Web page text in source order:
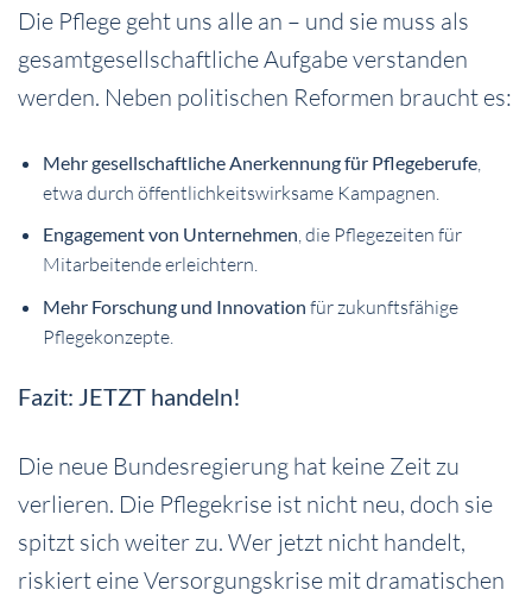
Die Pflege geht uns alle an – und sie muss als
gesamtgesellschaftliche Aufgabe verstanden
werden. Neben politischen Reformen braucht es:
Mehr gesellschaftliche Anerkennung für Pflegeberufe,
etwa durch öffentlichkeitswirksame Kampagnen.
Engagement von Unternehmen, die Pflegezeiten für
Mitarbeitende erleichtern.
Mehr Forschung und Innovation für zukunftsfähige
Pflegekonzepte.
Fazit: JETZT handeln!
Die neue Bundesregierung hat keine Zeit zu
verlieren. Die Pflegekrise ist nicht neu, doch sie
spitzt sich weiter zu. Wer jetzt nicht handelt,
riskiert eine Versorgungskrise mit dramatischen